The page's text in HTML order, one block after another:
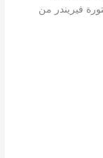
تعتبر الدكتورة فيريندر من